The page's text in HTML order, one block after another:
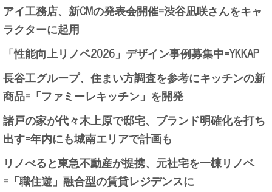
アイ工務店、新CMの発表会開催=渋谷凪咲さんをキャ
ラクターに起用
「性能向上リノベ2026」デザイン事例募集中=YKKAP
長谷工グループ、住まい方調査を参考にキッチンの新
商品=「ファミーレキッチン」を開発
諸戸の家が代々木上原で邸宅、ブランド明確化を打ち
出す=年内にも城南エリアで計画も
リノべると東急不動産が提携、元社宅を一棟リノベ
=「職住遊」融合型の賃貸レジデンスに